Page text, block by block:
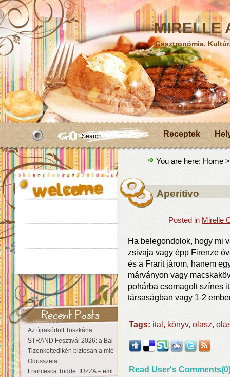
MIRELLE
Gasztronómia.
Receptek
Az újrakódolt Toszkána
STRAND Fesztivál 2026: a Balaton partján a nyár még tart!
Tizenkettedikén biztosan a miénk a Sziget!
Odüsszeia
Francesca Todde: IUZZA – emlékezet, táj és irodalom találkozása a Mai
You are here: Home
Aperitivo
Posted in Mirelle
Ha belegondolok, hogy mi
zsivaja vagy épp Firenze
és a Frarit járom, hanem
márványon vagy
pohárba csomagolt színes
társaságban vagy 1-2
Tags: ital , könyv, olasz,
Read User's